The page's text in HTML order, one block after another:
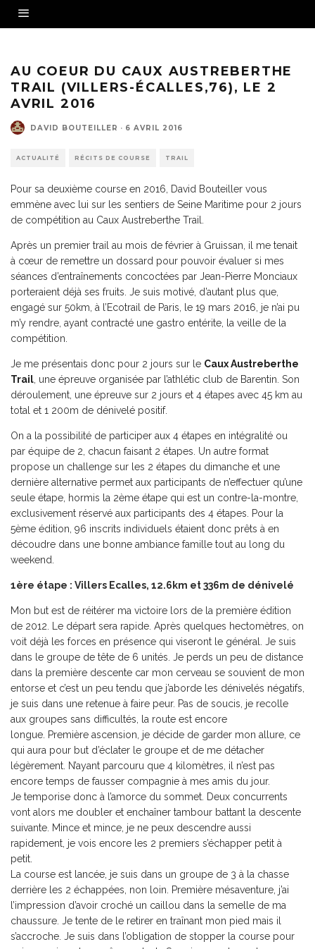
AU COEUR DU CAUX AUSTREBERTHE
TRAIL (VILLERS-ÉCALLES,76), LE 2
AVRIL 2016
DAVID BOUTEILLER · 6 AVRIL 2016
ACTUALITÉ RÉCITS DE COURSE TRAIL
Pour sa deuxième course en 2016, David Bouteiller vous
emmène avec lui sur les sentiers de Seine Maritime pour 2 jours
de compétition au Caux Austreberthe Trail.
Après un premier trail au mois de février à Gruissan, il me tenait
à cœur de remettre un dossard pour pouvoir évaluer si mes
séances d’entraînements concoctées par Jean-Pierre Monciaux
porteraient déjà ses fruits. Je suis motivé, d’autant plus que,
engagé sur 50km, à l’Ecotrail de Paris, le 19 mars 2016, je n’ai pu
m’y rendre, ayant contracté une gastro entérite, la veille de la
compétition.
Je me présentais donc pour 2 jours sur le Caux Austreberthe
Trail , une épreuve organisée par l’athlétic club de Barentin. Son
déroulement, une épreuve sur 2 jours et 4 étapes avec 45 km au
total et 1 200m de dénivelé positif.
On a la possibilité de participer aux 4 étapes en intégralité ou
par équipe de 2, chacun faisant 2 étapes. Un autre format
propose un challenge sur les 2 étapes du dimanche et une
dernière alternative permet aux participants de n’effectuer qu’une
seule étape, hormis la 2ème étape qui est un contre-la-montre,
exclusivement réservé aux participants des 4 étapes. Pour la
5ème édition, 96 inscrits individuels étaient donc prêts à en
découdre dans une bonne ambiance famille tout au long du
weekend.
1ère étape : Villers Ecalles, 12.6km et 336m de dénivelé
Mon but est de réitérer ma victoire lors de la première édition
de 2012. Le départ sera rapide. Après quelques hectomètres, on
voit déjà les forces en présence qui viseront le général. Je suis
dans le groupe de tête de 6 unités. Je perds un peu de distance
dans la première descente car mon cerveau se souvient de mon
entorse et c’est un peu tendu que j’aborde les dénivelés négatifs,
je suis dans une retenue à faire peur. Pas de soucis, je recolle
aux groupes sans difficultés, la route est encore
longue. Première ascension, je décide de garder mon allure, ce
qui aura pour but d’éclater le groupe et de me détacher
légèrement. N’ayant parcouru que 4 kilomètres, il n’est pas
encore temps de fausser compagnie à mes amis du jour.
Je temporise donc à l’amorce du sommet. Deux concurrents
vont alors me doubler et enchaîner tambour battant la descente
suivante. Mince et mince, je ne peux descendre aussi
rapidement, je vois encore les 2 premiers s’échapper petit à
petit.
La course est lancée, je suis dans un groupe de 3 à la chasse
derrière les 2 échappées, non loin. Première mésaventure, j’ai
l’impression d’avoir croché un caillou dans la semelle de ma
chaussure. Je tente de le retirer en traînant mon pied mais il
s’accroche. Je suis dans l’obligation de stopper la course pour